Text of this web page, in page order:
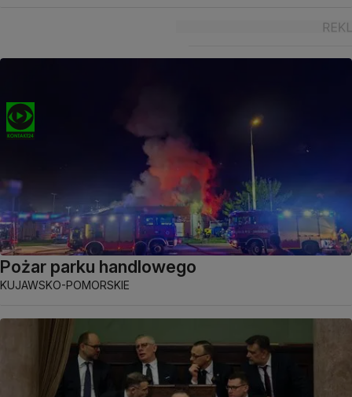
Pożar parku handlowego
KUJAWSKO-POMORSKIE